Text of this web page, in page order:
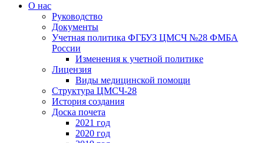
О нас
Руководство
Документы
Учетная политика ФГБУЗ ЦМСЧ №28 ФМБА
России
Изменения к учетной политике
Лицензия
Виды медицинской помощи
Структура ЦМСЧ-28
История создания
Доска почета
2021 год
2020 год